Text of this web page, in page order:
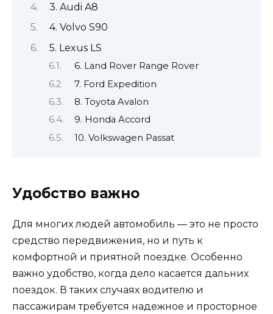
3. Audi A8
4. Volvo S90
5. Lexus LS
6. Land Rover Range Rover
7. Ford Expedition
8. Toyota Avalon
9. Honda Accord
10. Volkswagen Passat
Удобство важно
Для многих людей автомобиль — это не просто
средство передвижения, но и путь к
комфортной и приятной поездке. Особенно
важно удобство, когда дело касается дальних
поездок. В таких случаях водителю и
пассажирам требуется надежное и просторное